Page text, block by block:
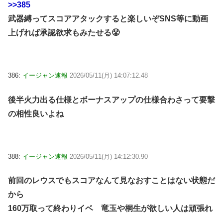
>>385
武器縛ってスコアアタックすると楽しいぞSNS等に動画
上げれば承認欲求もみたせる😤
386: イージャン速報 2026/05/11(月) 14:07:12.48
後半火力出る仕様とボーナスアップの仕様合わさって要撃
の相性良いよね
388: イージャン速報 2026/05/11(月) 14:12:30.90
前回のレウスでもスコアなんて見なおすことはない状態だ
から
160万取って終わりイベ 竜玉や桐生が欲しい人は頑張れ